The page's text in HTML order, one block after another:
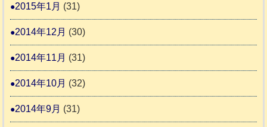
2015年1月 (31)
2014年12月 (30)
2014年11月 (31)
2014年10月 (32)
2014年9月 (31)